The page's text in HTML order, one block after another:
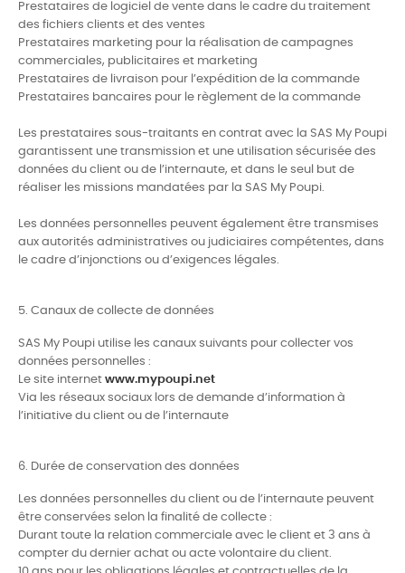
Prestataires de logiciel de vente dans le cadre du traitement
des fichiers clients et des ventes
Prestataires marketing pour la réalisation de campagnes
commerciales, publicitaires et marketing
Prestataires de livraison pour l’expédition de la commande
Prestataires bancaires pour le règlement de la commande
Les prestataires sous-traitants en contrat avec la SAS My Poupi
garantissent une transmission et une utilisation sécurisée des
données du client ou de l’internaute, et dans le seul but de
réaliser les missions mandatées par la SAS My Poupi.
Les données personnelles peuvent également être transmises
aux autorités administratives ou judiciaires compétentes, dans
le cadre d’injonctions ou d’exigences légales.
5. Canaux de collecte de données
SAS My Poupi utilise les canaux suivants pour collecter vos
données personnelles :
Le site internet www.mypoupi.net
Via les réseaux sociaux lors de demande d’information à
l’initiative du client ou de l’internaute
6. Durée de conservation des données
Les données personnelles du client ou de l’internaute peuvent
être conservées selon la finalité de collecte :
Durant toute la relation commerciale avec le client et 3 ans à
compter du dernier achat ou acte volontaire du client.